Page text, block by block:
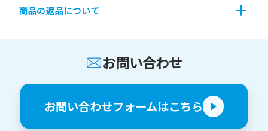
商品の返品について
お問い合わせ
お問い合わせフォームはこちら